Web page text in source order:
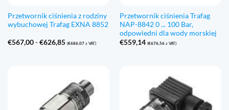
Przetwornik ciśnienia z rodziny
wybuchowej Trafag EXNA 8852
€567,00 - €626,85Zakres
(€686,07z VAT)
Przetwornik ciśnienia Trafag
NAP-8842 0 ... 100 Bar,
odpowiedni dla wody morskiej
€559,14 (€676,56z VAT)